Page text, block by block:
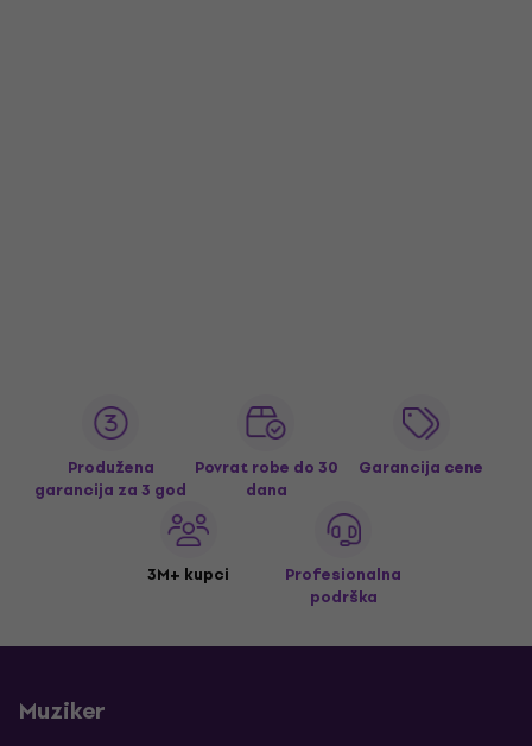
Produžena
garancija za 3 god
Povrat robe do 30
dana
Garancija cene
3M+ kupci
Profesionalna
podrška
Muziker